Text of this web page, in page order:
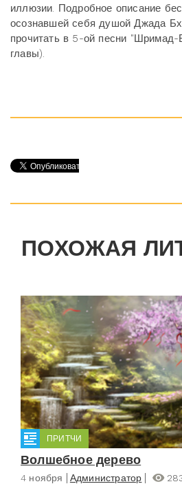
иллюзии. Подробное описание
осознавшей себя душой Джада
прочитать в 5-ой песни "Шримад-
главы).
ПОХОЖАЯ
ПРИТЧИ
Волшебное дерево
4 ноября Администратор